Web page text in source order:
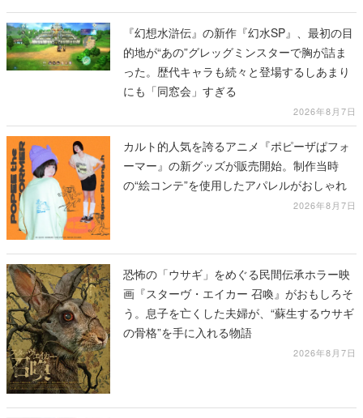
『幻想水滸伝』の新作『幻水SP』、最初の目
的地が“あの”グレッグミンスターで胸が詰ま
った。歴代キャラも続々と登場するしあまり
にも「同窓会」すぎる
2026年8月7日
カルト的人気を誇るアニメ『ポピーザぱフォ
ーマー』の新グッズが販売開始。制作当時
の“絵コンテ”を使用したアパレルがおしゃれ
2026年8月7日
恐怖の「ウサギ」をめぐる民間伝承ホラー映
画『スターヴ・エイカー 召喚』がおもしろそ
う。息子を亡くした夫婦が、“蘇生するウサギ
の骨格”を手に入れる物語
2026年8月7日